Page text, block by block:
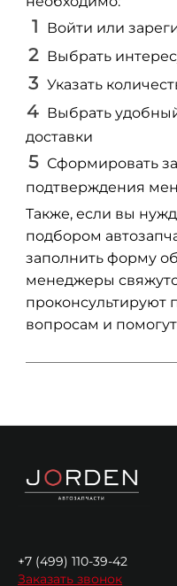
Войти или
Выбрать
Указать
Выбрать
доставки
Сформировать
подтверждения
Также, если вы
подбором
заполнить форму
менеджеры
проконсультируют
вопросам и
+7 (499) 110-39-42
Заказать звонок